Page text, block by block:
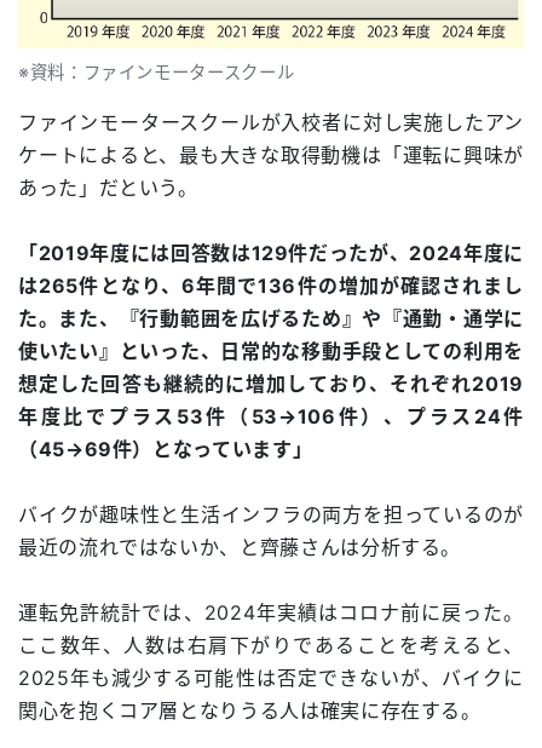
※資料：ファインモータースクール
ファインモータースクールが入校者に対し実施したアン
ケートによると、最も大きな取得動機は「運転に興味が
あった」だという。
「2019年度には回答数は129件だったが、2024年度に
は265件となり、6年間で136件の増加が確認されまし
た。また、『行動範囲を広げるため』や『通勤・通学に
使いたい』といった、日常的な移動手段としての利用を
想定した回答も継続的に増加しており、それぞれ2019
年度比でプラス53件（53→106件）、プラス24件
（45→69件）となっています」
バイクが趣味性と生活インフラの両方を担っているのが
最近の流れではないか、と齊藤さんは分析する。
運転免許統計では、2024年実績はコロナ前に戻った。
ここ数年、人数は右肩下がりであることを考えると、
2025年も減少する可能性は否定できないが、バイクに
関心を抱くコア層となりうる人は確実に存在する。